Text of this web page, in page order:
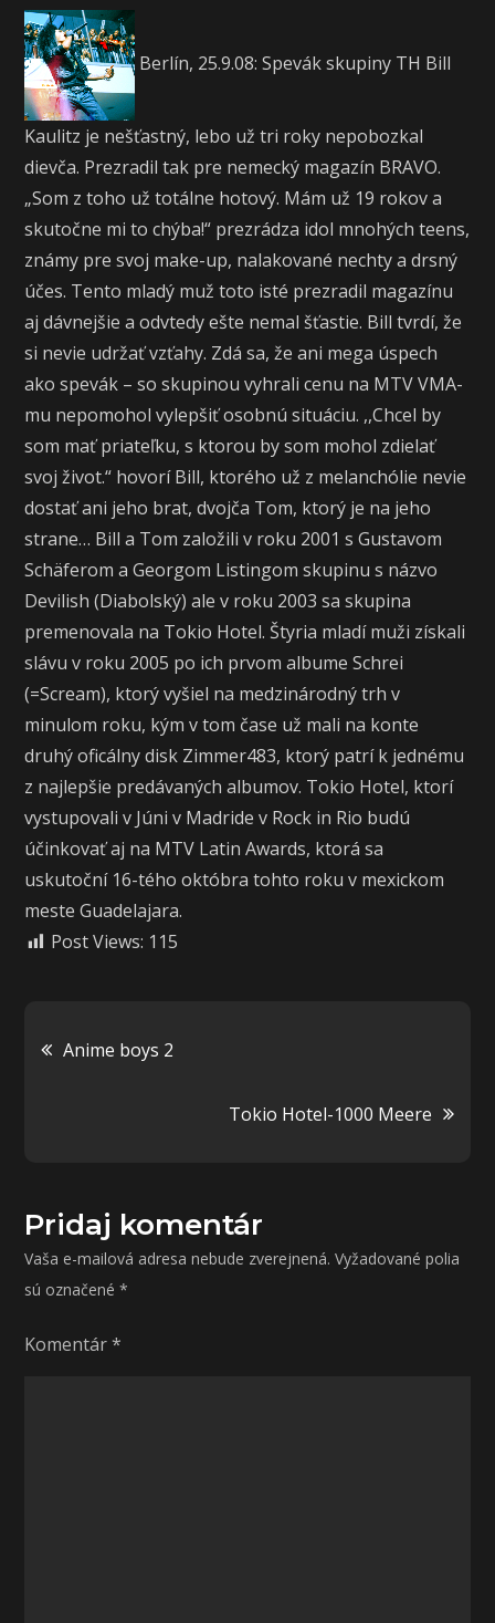
žiaden
Berlín, 25.9.08: Spevák skupiny TH Bill
Kaulitz je nešťastný, lebo už tri roky nepobozkal
dievča. Prezradil tak pre nemecký magazín BRAVO.
„Som z toho už totálne hotový. Mám už 19 rokov a
skutočne mi to chýba!“ prezrádza idol mnohých teens,
známy pre svoj make-up, nalakované nechty a drsný
účes. Tento mladý muž toto isté prezradil magazínu
aj dávnejšie a odvtedy ešte nemal šťastie. Bill tvrdí, že
si nevie udržať vzťahy. Zdá sa, že ani mega úspech
ako spevák – so skupinou vyhrali cenu na MTV VMA-
mu nepomohol vylepšiť osobnú situáciu. ,,Chcel by
som mať priateľku, s ktorou by som mohol zdielať
svoj život.“ hovorí Bill, ktorého už z melanchólie nevie
dostať ani jeho brat, dvojča Tom, ktorý je na jeho
strane… Bill a Tom založili v roku 2001 s Gustavom
Schäferom a Georgom Listingom skupinu s názvo
Devilish (Diabolský) ale v roku 2003 sa skupina
premenovala na Tokio Hotel. Štyria mladí muži získali
slávu v roku 2005 po ich prvom albume Schrei
(=Scream), ktorý vyšiel na medzinárodný trh v
minulom roku, kým v tom čase už mali na konte
druhý oficálny disk Zimmer483, ktorý patrí k jednému
z najlepšie predávaných albumov. Tokio Hotel, ktorí
vystupovali v Júni v Madride v Rock in Rio budú
účinkovať aj na MTV Latin Awards, ktorá sa
uskutoční 16-tého októbra tohto roku v mexickom
meste Guadelajara.
Post Views: 115
Navigácia
Anime boys 2
Tokio Hotel-1000 Meere
Pridaj komentár
Vaša e-mailová adresa nebude zverejnená. Vyžadované polia
sú označené*
Komentár*